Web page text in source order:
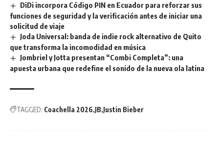
DiDi incorpora Código PIN en Ecuador para reforzar sus
funciones de seguridad y la verificación antes de iniciar una
solicitud de viaje
Joda Universal: banda de indie rock alternativo de Quito
que transforma la incomodidad en música
Jombriel y Jotta presentan “Combi Completa”: una
apuesta urbana que redefine el sonido de la nueva ola latina
TAGGED: Coachella 2026 JB Justin Bieber